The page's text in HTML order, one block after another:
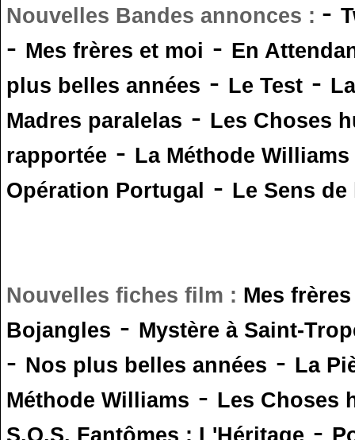
Nouvelles Bandes annonces : -
- Mes frères et moi - En
plus belles années - Le Test -
Madres paralelas - Les Choses
rapportée - La Méthode Williams
Opération Portugal - Le Sens
Nouvelles fiches film : Mes
Bojangles - Mystère à Saint-
- Nos plus belles années - La
Méthode Williams - Les Choses
S.O.S. Fantômes : L'Héritage -